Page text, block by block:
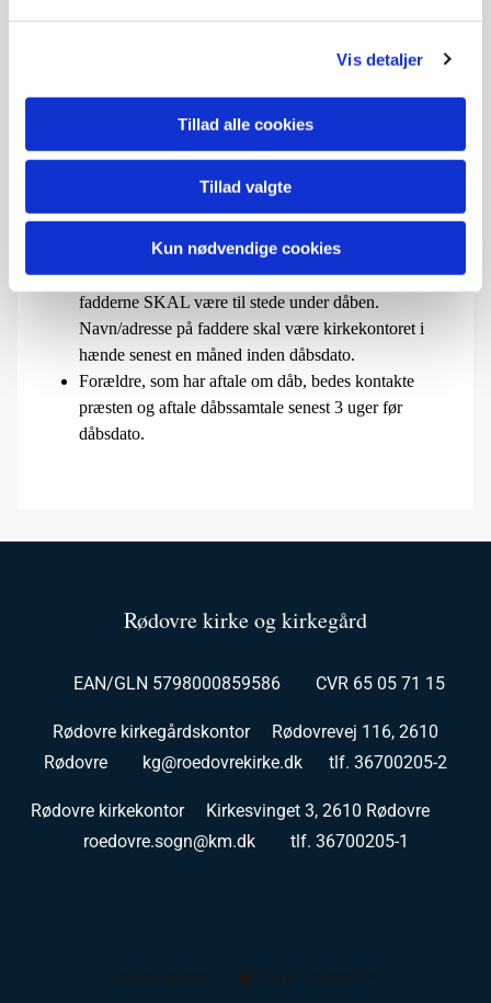
Vis detaljer
Tillad alle cookies
Tillad valgte
Kun nødvendige cookies
døbt som barn. Men man kan sagtens blive døbt som
præster eller kirkekontoret.
Ved barnedåb skal der udvælges 2-5 faddere. Som
regel bærer én af fadderne dåbsbarnet (gudfar/-mor).
Fadderne skal være døbt og min. 14 år. Mindst to af
fadderne SKAL være til stede under dåben.
Navn/adresse på faddere skal være kirkekontoret i
hænde senest en måned inden dåbsdato.
Forældre, som har aftale om dåb, bedes kontakte
præsten og aftale dåbssamtale senest 3 uger før
dåbsdato.
Rødovre kirke og kirkegård
EAN/GLN 5798000859586 CVR 65 05 71 15
Rødovre kirkegårdskontor Rødovrevej 116, 2610
Rødovre kg@roedovrekirke.dk tlf. 36700205-2
Rødovre kirkekontor Kirkesvinget 3, 2610 Rødovre
roedovre.sogn@km.dk tlf. 36700205-1
Privatlivspolitik Log på ChurchDesk